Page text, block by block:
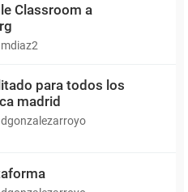
Classroom a
mdiaz2
para todos los
madrid
dgonzalezarroyo